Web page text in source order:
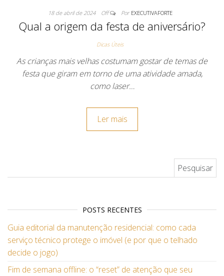
18 de abril de 2024 Off Por EXECUTIVAFORTE
Qual a origem da festa de aniversário?
Dicas Úteis
As crianças mais velhas costumam gostar de temas de
festa que giram em torno de uma atividade amada,
como laser…
Ler mais
POSTS RECENTES
Guia editorial da manutenção residencial: como cada
serviço técnico protege o imóvel (e por que o telhado
decide o jogo)
Fim de semana offline: o “reset” de atenção que seu